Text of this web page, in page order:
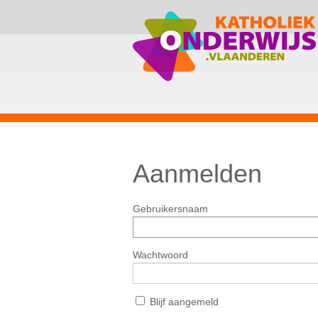
Aanmelden
Gebruikersnaam
Wachtwoord
Blijf aangemeld